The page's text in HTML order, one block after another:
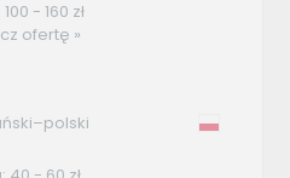
- 160 zł
ofertę »